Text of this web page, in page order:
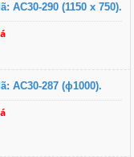
AC30-290 (1150 x 750).
AC30-287 (ɸ1000).